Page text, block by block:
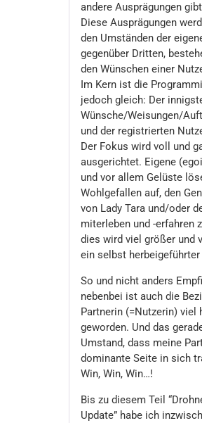
andere Ausprägungen
Diese Ausprägungen
den Umständen der
gegenüber Dritten,
den Wünschen einer
Im Kern ist die
jedoch gleich: Der
Wünsche/Weisungen/
und der registrierten
Der Fokus wird voll und
ausgerichtet. Eigene
und vor allem Gelüste
Wohlgefallen auf, den
von Lady Tara und/oder
miterleben und -erfahren
dies wird viel größer und
ein selbst herbeigeführter
So und nicht anders
nebenbei ist auch die
Partnerin (=Nutzerin) viel
geworden. Und das
Umstand, dass meine
dominante Seite in sich
Win, Win, Win…!
Bis zu diesem Teil
Update” habe ich